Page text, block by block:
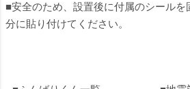
■安全のため、設置後に付属のシール
分に貼り付けてください。